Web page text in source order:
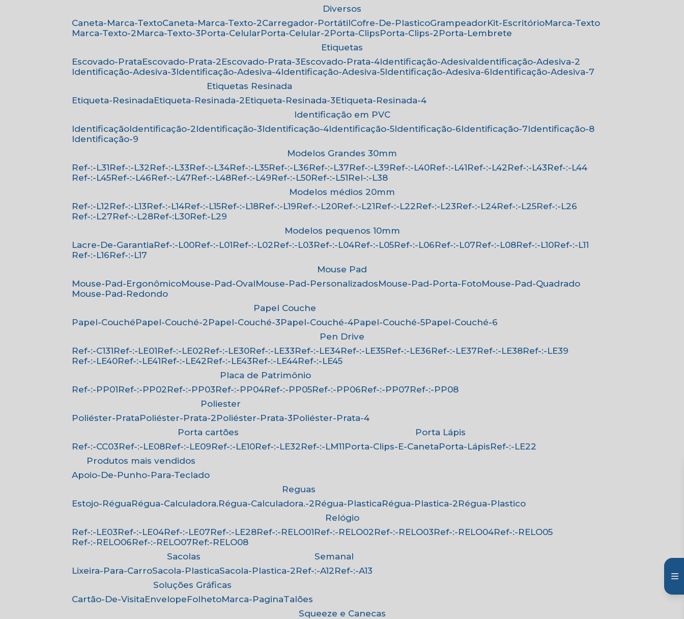
Diversos
Caneta-Marca-Texto
Caneta-Marca-Texto-2 Carregador-Portátil Cofre-De-Plastico Grampeador Kit-Escritório
Marca-Texto
Marca-Texto-2
Marca-Texto-3 Porta-Celular Porta-Celular-2 Porta-Clips Porta-Clips-2
Porta-Lembrete
Etiquetas
Escovado-Prata
Escovado-Prata-2 Escovado-Prata-3 Escovado-Prata-4 Identificação-Adesiva Identificação-Adesiva-2
Identificação-Adesiva-3 Identificação-Adesiva-4 Identificação-Adesiva-5 Identificação-Adesiva-6 Identificação-Adesiva-7
Etiquetas Resinada
Etiqueta-Resinada
Etiqueta-Resinada-2 Etiqueta-Resinada-3
Etiqueta-Resinada-4
Identificação em PVC
Identificação Identificação-2 Identificação-3 Identificação-4 Identificação-5 Identificação-6 Identificação-7 Identificação-8
Identificação-9
Modelos Grandes 30mm
Ref-:-L31
Ref-:-L32 Ref-:-L33 Ref-:-L34 Ref-:-L35 Ref-:-L36 Ref-:-L37 Ref-:-L39 Ref-:-L40 Ref-:-L41 Ref-:-L42 Ref-:-L43
Ref-:-L44
Ref-:-L45
Ref-:-L46 Ref-:-L47 Ref-:-L48 Ref-:-L49 Ref-:-L50 Ref-:-L51
Rel-:-L38
Modelos médios 20mm
Ref-:-L12
Ref-:-L13 Ref-:-L14 Ref-:-L15 Ref-:-L18 Ref-:-L19 Ref-:-L20 Ref-:-L21 Ref-:-L22 Ref-:-L23 Ref-:-L24 Ref-:-L25
Ref-:-L26
Ref-:-L27
Ref-:-L28 Ref-:L30
Ref:-L29
Modelos pequenos 10mm
Lacre-De-Garantia
Ref-:-L00 Ref-:-L01 Ref-:-L02 Ref-:-L03 Ref-:-L04 Ref-:-L05 Ref-:-L06 Ref-:-L07 Ref-:-L08 Ref-:-L10
Ref-:-L11
Ref-:-L16
Ref-:-L17
Mouse Pad
Mouse-Pad-Ergonômico
Mouse-Pad-Oval Mouse-Pad-Personalizados Mouse-Pad-Porta-Foto
Mouse-Pad-Quadrado
Mouse-Pad-Redondo
Papel Couche
Papel-Couché
Papel-Couché-2 Papel-Couché-3 Papel-Couché-4 Papel-Couché-5
Papel-Couché-6
Pen Drive
Ref-:-C131
Ref-:-LE01 Ref-:-LE02 Ref-:-LE30 Ref-:-LE33 Ref-:-LE34 Ref-:-LE35 Ref-:-LE36 Ref-:-LE37 Ref-:-LE38
Ref-:-LE39
Ref-:-LE40
Ref-:-LE41 Ref-:-LE42 Ref-:-LE43 Ref-:-LE44
Ref-:-LE45
Placa de Patrimônio
Ref-:-PP01
Ref-:-PP02 Ref-:-PP03 Ref-:-PP04 Ref-:-PP05 Ref-:-PP06 Ref-:-PP07
Ref-:-PP08
Poliester
Poliéster-Prata
Poliéster-Prata-2 Poliéster-Prata-3
Poliéster-Prata-4
Porta cartões
Ref-:-CC03
Ref-:-LE08 Ref-:-LE09 Ref-:-LE10 Ref-:-LE32 Ref-:-LM11
Porta Lápis
Porta-Clips-E-Caneta
Porta-Lápis
Ref-:-LE22
Produtos mais vendidos
Apoio-De-Punho-Para-Teclado
Reguas
Estojo-Régua
Régua-Calculadora. Régua-Calculadora.-2 Régua-Plastica Régua-Plastica-2
Régua-Plastico
Relógio
Ref-:-LE03
Ref-:-LE04 Ref-:-LE07 Ref-:-LE28 Ref-:-RELO01 Ref-:-RELO02 Ref-:-RELO03 Ref-:-RELO04
Ref-:-RELO05
Ref-:-RELO06
Ref-:-RELO07
Ref:-RELO08
Sacolas
Lixeira-Para-Carro Sacola-Plastica Sacola-Plastica-2
Semanal
Ref-:-A12
Ref-:-A13
Soluções Gráficas
Cartão-De-Visita
Envelope Folheto Marca-Pagina
Talões
Squeeze e Canecas